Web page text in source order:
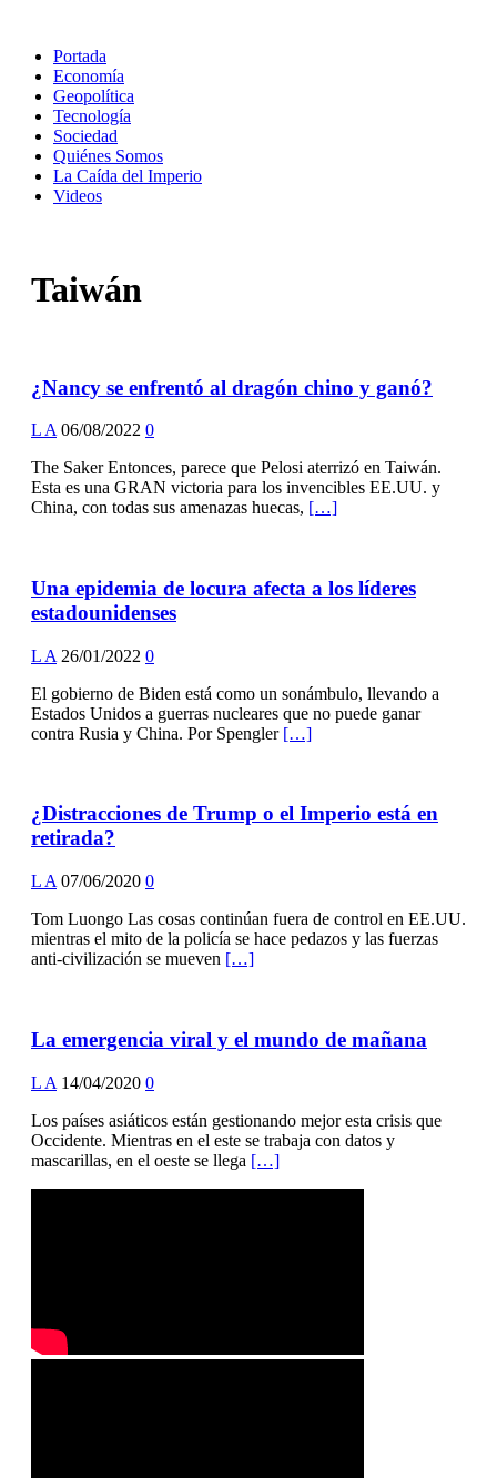
Portada
Economía
Geopolítica
Tecnología
Sociedad
Quiénes Somos
La Caída del Imperio
Videos
Taiwán
¿Nancy se enfrentó al dragón chino y ganó?
L A 06/08/2022 0
The Saker Entonces, parece que Pelosi aterrizó en Taiwán.
Esta es una GRAN victoria para los invencibles EE.UU. y
China, con todas sus amenazas huecas, […]
Una epidemia de locura afecta a los líderes
estadounidenses
L A 26/01/2022 0
El gobierno de Biden está como un sonámbulo, llevando a
Estados Unidos a guerras nucleares que no puede ganar
contra Rusia y China. Por Spengler […]
¿Distracciones de Trump o el Imperio está en
retirada?
L A 07/06/2020 0
Tom Luongo Las cosas continúan fuera de control en EE.UU.
mientras el mito de la policía se hace pedazos y las fuerzas
anti-civilización se mueven […]
La emergencia viral y el mundo de mañana
L A 14/04/2020 0
Los países asiáticos están gestionando mejor esta crisis que
Occidente. Mientras en el este se trabaja con datos y
mascarillas, en el oeste se llega […]